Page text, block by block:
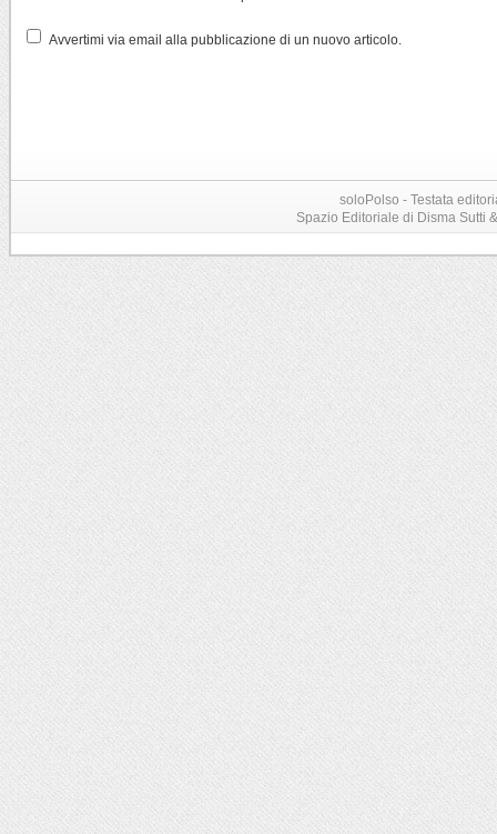
Avvertimi via email alla pubblicazione di un nuovo articolo.
soloPolso - Testata
Spazio Editoriale di Disma Sutti